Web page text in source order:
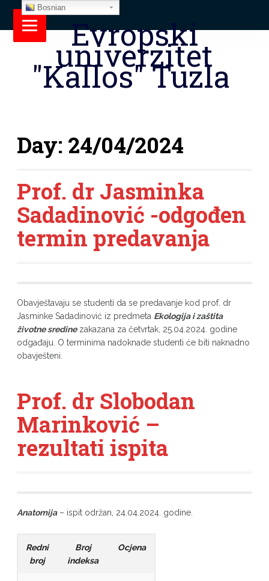
Evropski
univerzitet
"Kallos" Tuzla
Day: 24/04/2024
Prof. dr Jasminka
Sadadinović -odgođen
termin predavanja
Obavještavaju se studenti da se predavanje kod prof. dr
Jasminke Sadadinović iz predmeta Ekologija i zaštita
životne sredinezakazana za četvrtak, 25.04.2024. godine
odgađaju. O terminima nadoknade studenti će biti naknadno
obavješteni.
Prof. dr Slobodan
Marinković –
rezultati ispita
Anatomija– ispit održan, 24.04.2024. godine.
Redni
broj
Broj
indeksa
Ocjena
Bosnian